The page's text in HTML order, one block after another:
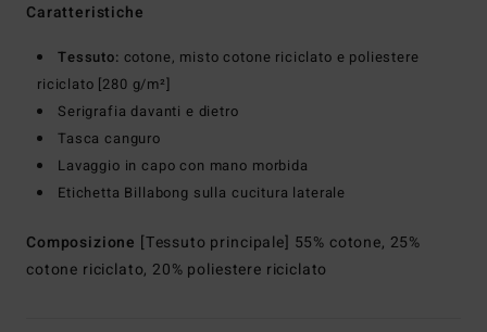
Caratteristiche
Tessuto: cotone, misto cotone riciclato e poliestere
riciclato [280 g/m²]
Serigrafia davanti e dietro
Tasca canguro
Lavaggio in capo con mano morbida
Etichetta Billabong sulla cucitura laterale
Composizione [Tessuto principale] 55% cotone, 25%
cotone riciclato, 20% poliestere riciclato